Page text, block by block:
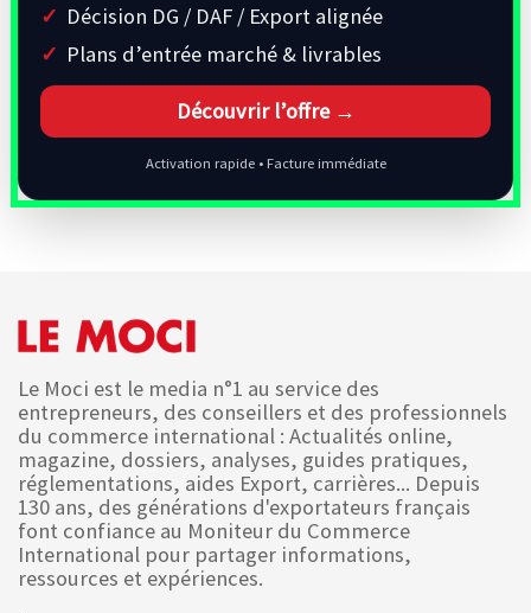
Décision DG / DAF / Export alignée
Plans d’entrée marché & livrables
Découvrir l’offre →
Activation rapide • Facture immédiate
Le Moci est le media n°1 au service des
entrepreneurs, des conseillers et des professionnels
du commerce international : Actualités online,
magazine, dossiers, analyses, guides pratiques,
réglementations, aides Export, carrières... Depuis
130 ans, des générations d'exportateurs français
font confiance au Moniteur du Commerce
International pour partager informations,
ressources et expériences.